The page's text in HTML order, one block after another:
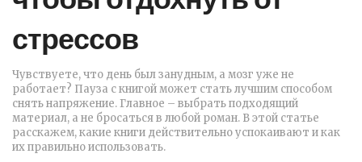
стрессов
Чувствуете, что день был занудным, а мозг уже не
работает? Пауза с книгой может стать лучшим способом
снять напряжение. Главное – выбрать подходящий
материал, а не бросаться в любой роман. В этой статье
расскажем, какие книги действительно успокаивают и как
их правильно использовать.